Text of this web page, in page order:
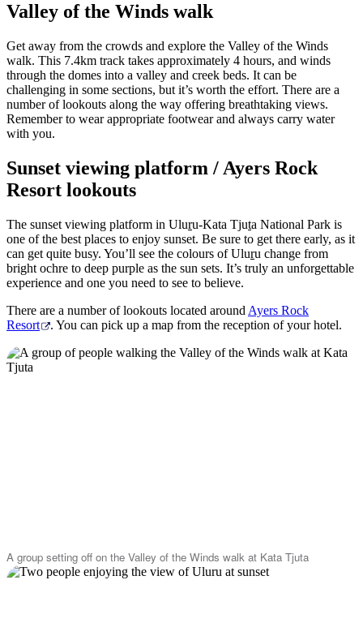
Valley of the Winds walk
Get away from the crowds and explore the Valley of the Winds
walk. This 7.4km track takes approximately 4 hours, and winds
through the domes into a valley and creek beds. It can be
challenging in some sections, but it’s worth the effort. There are a
number of lookouts along the way offering breathtaking views.
Remember to wear appropriate footwear and always carry water
with you.
Sunset viewing platform / Ayers Rock
Resort lookouts
The sunset viewing platform in Uluru-Kata Tjuta National Park is
one of the best places to enjoy sunset. Be sure to get there early, as it
can get quite busy. You’ll see the colours of Uluru change from
bright ochre to deep purple as the sun sets. It’s truly an unforgettable
experience and one you need to see to believe.
There are a number of lookouts located around Ayers Rock
Resort
. You can pick up a map from the reception of your hotel.
A group setting off on the Valley of the Winds walk at Kata Tjuta